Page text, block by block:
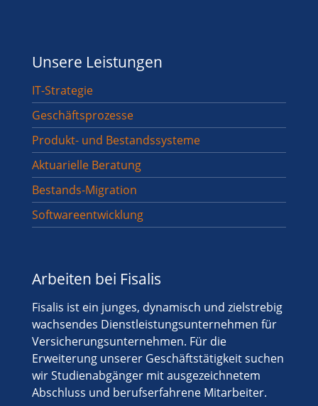
Unsere Leistungen
IT-Strategie
Geschäftsprozesse
Produkt- und Bestandssysteme
Aktuarielle Beratung
Bestands-Migration
Softwareentwicklung
Arbeiten bei Fisalis
Fisalis ist ein junges, dynamisch und zielstrebig
wachsendes Dienstleistungsunternehmen für
Versicherungsunternehmen. Für die
Erweiterung unserer Geschäftstätigkeit suchen
wir Studienabgänger mit ausgezeichnetem
Abschluss und berufserfahrene Mitarbeiter.